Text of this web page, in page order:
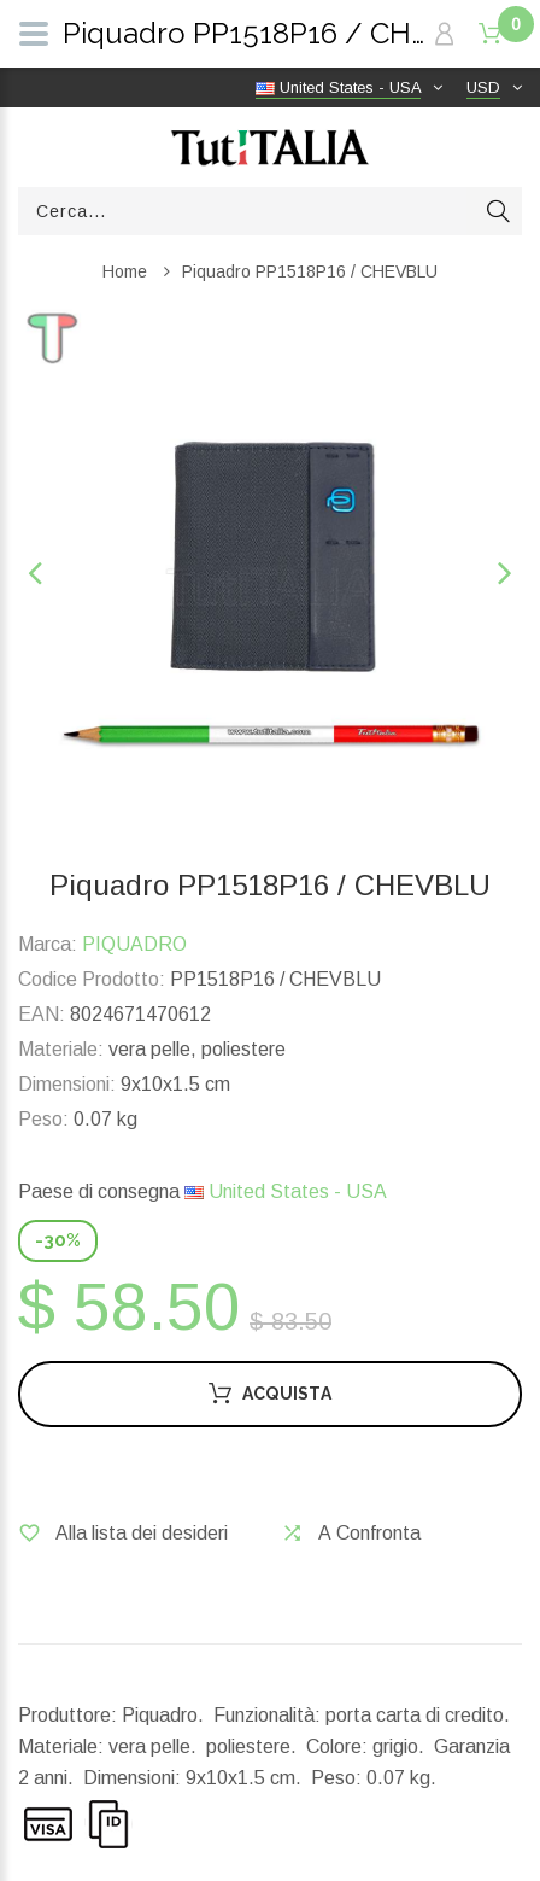
USD
United States - USA
0
Home Piquadro PP1518P16 / CHEVBLU
Piquadro PP1518P16 / CHEVBLU
Marca: PIQUADRO
Codice Prodotto: PP1518P16 / CHEVBLU
EAN: 8024671470612
Materiale: vera pelle, poliestere
Dimensioni: 9x10x1.5 cm
Peso: 0.07 kg
Paese di consegna United States - USA
-30%
$ 58.50 $ 83.50
ACQUISTA
Alla lista dei desideri A Confronta
Produttore: Piquadro. Funzionalità: porta carta di credito.
Materiale: vera pelle. poliestere. Colore: grigio. Garanzia
2 anni.
Dimensioni: 9x10x1.5 cm. Peso: 0.07 kg.
Piquadro PP1518P16 / CHEVBLU | TutITALIA